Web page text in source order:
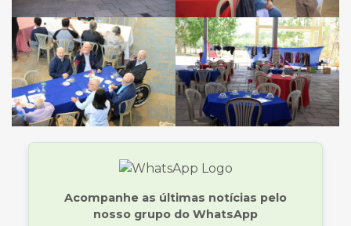
Acompanhe as últimas notícias pelo
nosso grupo do WhatsApp